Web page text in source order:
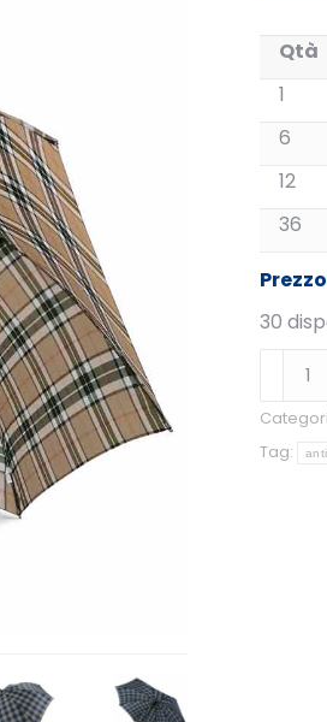
Qtà
1
6
12
36
30
Tag: